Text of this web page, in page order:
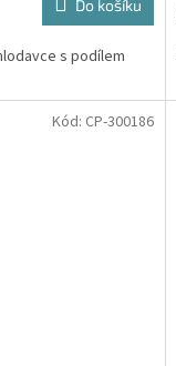
Do košíku
s podílem
Kód: CP-300186